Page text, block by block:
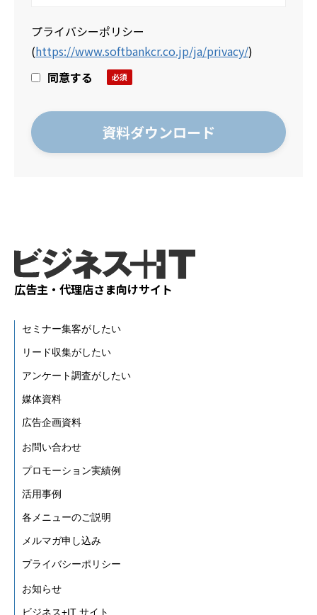
プライバシーポリシー
(https://www.softbankcr.co.jp/ja/privacy/)
同意する
広告主・代理店さま向けサイト
セミナー集客がしたい
リード収集がしたい
アンケート調査がしたい
媒体資料
広告企画資料
お問い合わせ
プロモーション実績例
活用事例
各メニューのご説明
メルマガ申し込み
プライバシーポリシー
お知らせ
ビジネス+IT サイト